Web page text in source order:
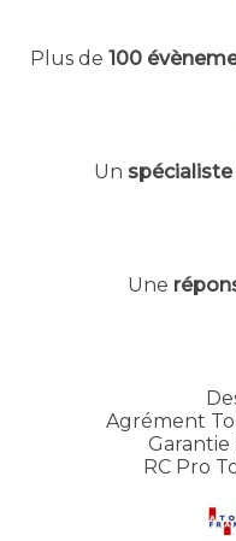
Plus de 100
Un spécialiste
Une
Agrément
Garantie
RC Pro